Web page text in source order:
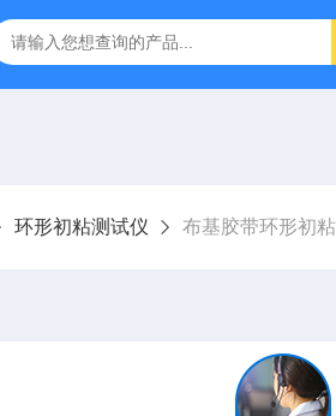
测漏仪 密封检测设备
环形初粘测试仪 布基胶带环形初